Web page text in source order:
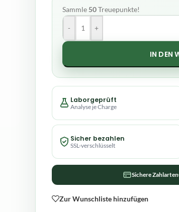
Sammle 50Treuepunkte!
- +
IN DEN
Laborgeprüft
Analyse je Charge
Sicher bezahlen
SSL-verschlüsselt
Sichere Zahlarten
Zur Wunschliste hinzufügen